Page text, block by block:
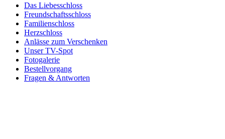
Das Liebesschloss
Freundschaftsschloss
Familienschloss
Herzschloss
Anlässe zum Verschenken
Unser TV-Spot
Fotogalerie
Bestellvorgang
Fragen & Antworten